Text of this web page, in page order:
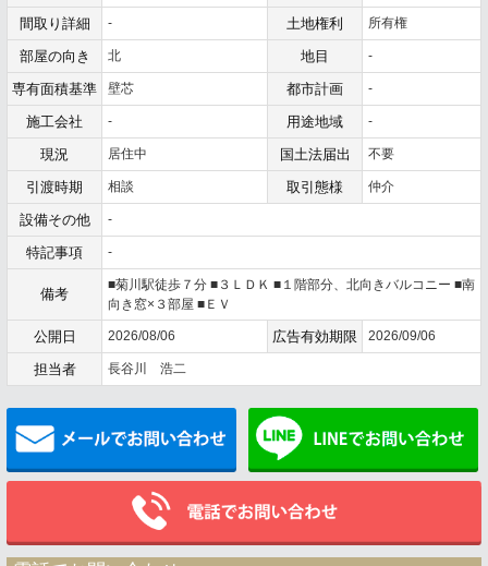
間取り詳細 - 土地権利 所有権
部屋の向き 北 地目 -
専有面積基準 壁芯 都市計画 -
施工会社 - 用途地域 -
現況 居住中 国土法届出 不要
引渡時期 相談 取引態様 仲介
設備その他 -
特記事項 -
備考
■菊川駅徒歩７分 ■３ＬＤＫ ■１階部分、北向きバルコニー ■南
向き窓×３部屋 ■ＥＶ
公開日 2026/08/06 広告有効期限 2026/09/06
担当者 長谷川 浩二
メールでお問い合わせ